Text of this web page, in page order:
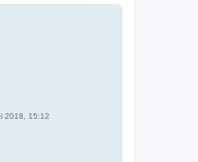
2018, 15:12